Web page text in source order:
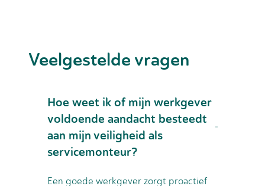
Veelgestelde vragen
Hoe weet ik of mijn werkgever
voldoende aandacht besteedt
aan mijn veiligheid als
servicemonteur?
Een goede werkgever zorgt proactief